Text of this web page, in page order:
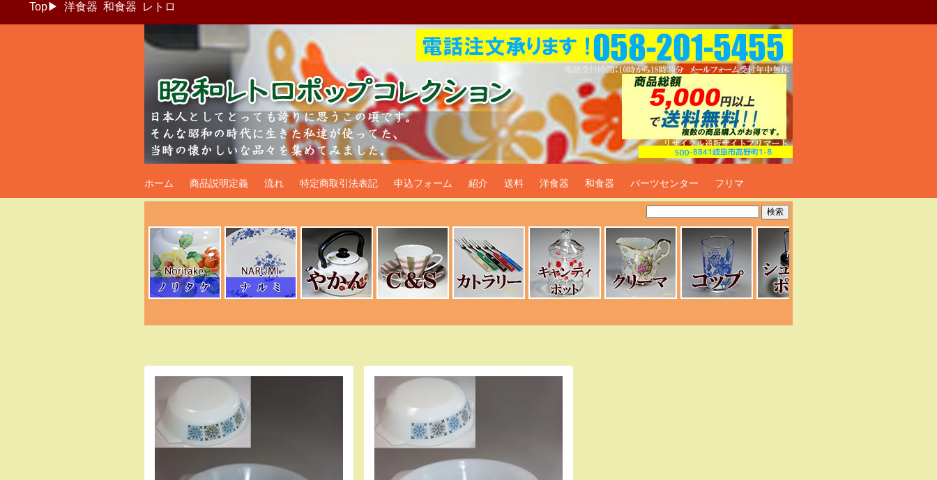
Top▶ 洋食器 和食器 レトロ
昭和レトロポップ食器生活雑貨通販＠フリマート
ホーム 商品説明定義 流れ 特定商取引法表記 申込フォーム 紹介 送料 洋食器 和食器 パーツセンター フリマ